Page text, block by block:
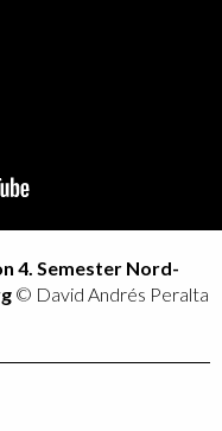
4. Semester Nord-
© David Andrés Peralta